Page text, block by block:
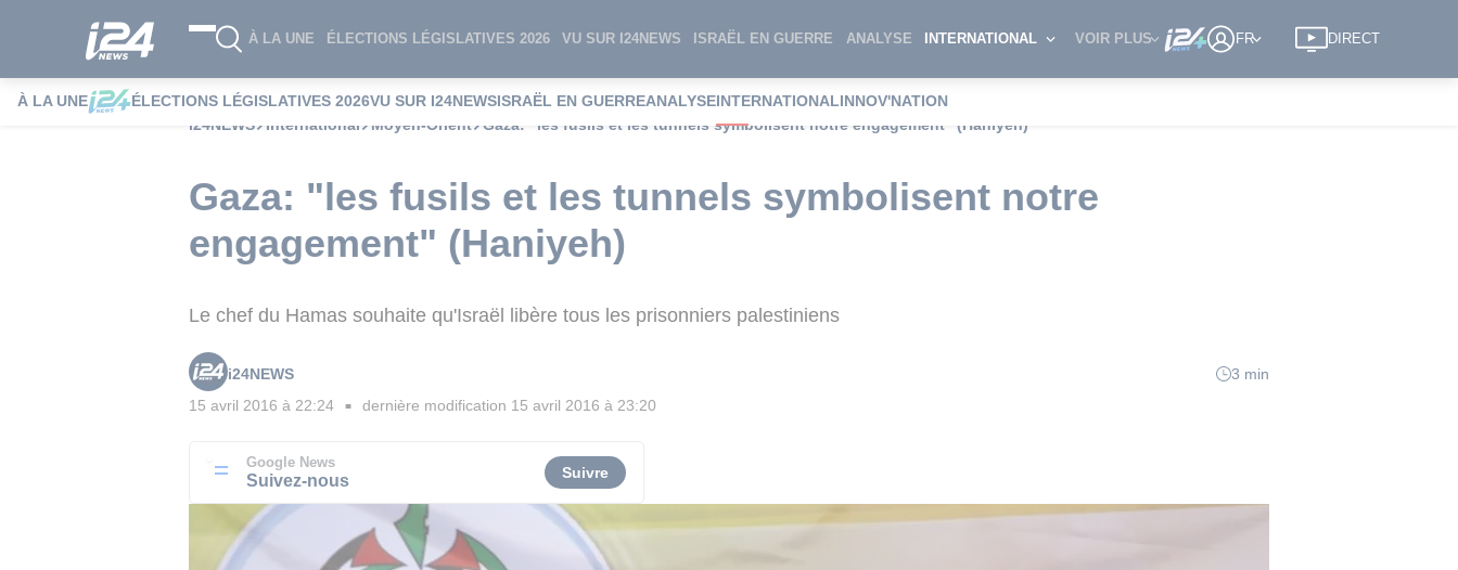
À LA UNE ÉLECTIONS LÉGISLATIVES 2026 VU SUR I24NEWS ISRAËL EN GUERRE ANALYSE INTERNATIONAL VOIR PLUS FR DIRECT
À LA UNE ÉLECTIONS LÉGISLATIVES 2026VU SUR I24NEWSISRAËL EN GUERREANALYSEINTERNATIONALINNOV'NATION
i24NEWS
International Moyen-Orient Gaza: "les fusils et les tunnels symbolisent notre engagement" (Haniyeh)
Gaza: "les fusils et les tunnels symbolisent notre
engagement" (Haniyeh)
Le chef du Hamas souhaite qu'Israël libère tous les prisonniers palestiniens
i24NEWS
3 min
15 avril 2016 à 22:24 ■ dernière modification 15 avril 2016 à 23:20
Google News
Suivez-nous Suivre